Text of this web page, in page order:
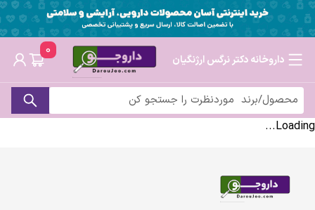
داروخانه دکتر نرگس ارژنگیان
0
Loading...